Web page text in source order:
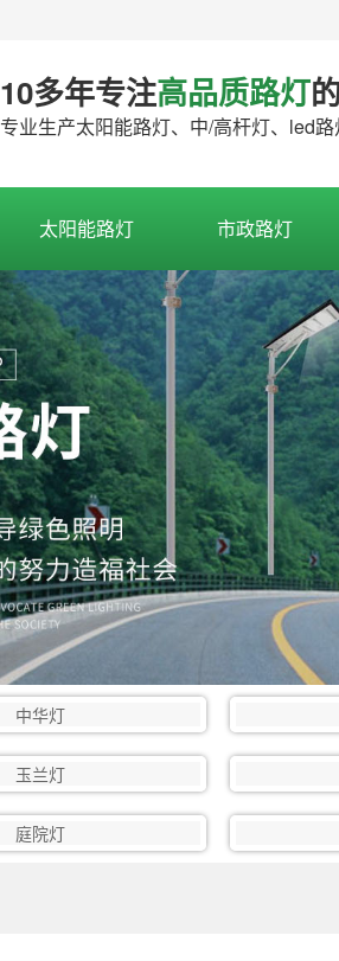
10多年专注高品质路灯
专业生产太阳能路灯、中/高杆灯、led
太阳能路灯 市政路灯
中华灯
玉兰灯
庭院灯